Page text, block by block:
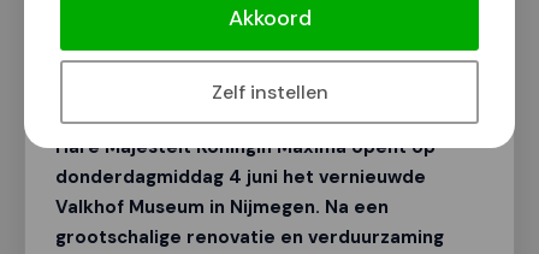
Akkoord
Zelf instellen
Valkhof Museum in Nijmegen
Van onze redactie
Hare Majesteit Koningin Máxima opent op
donderdagmiddag 4 juni het vernieuwde
Valkhof Museum in Nijmegen. Na een
grootschalige renovatie en verduurzaming